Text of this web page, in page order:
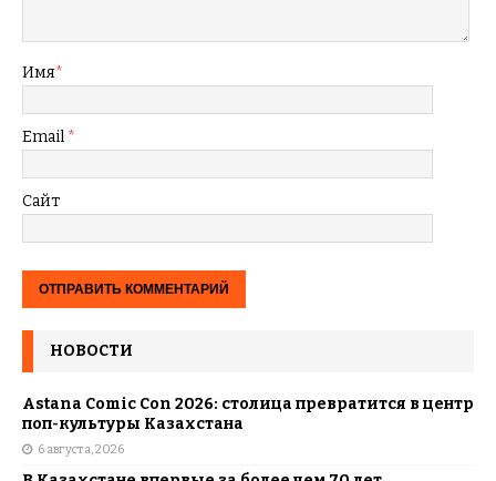
Имя*
Email *
Сайт
НОВОСТИ
Astana Comic Con 2026: столица превратится в центр
поп-культуры Казахстана
6 августа, 2026